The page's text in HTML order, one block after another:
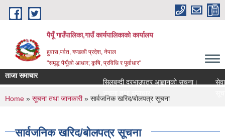
Skip to main content
पैयूँ गाउँपालिका,गाउँ कार्यपालिकाको कार्यालय
हुवास,पर्वत, गण्डकी प्रदेश, नेपाल
"समृद्ध पैयूँको आधार; कृषि, प्रविधि र पूर्वाधार"
ताजा समाचार
सिलबन्दी दरभाउपत्र आह्वानको सूचना।
सूचना तथा समाचार
सेवा
You are here
Home » सूचना तथा जानकारी» सार्वजनिक खरिद/बोलपत्र सूचना
सार्वजनिक खरिद/बोलपत्र सूचना